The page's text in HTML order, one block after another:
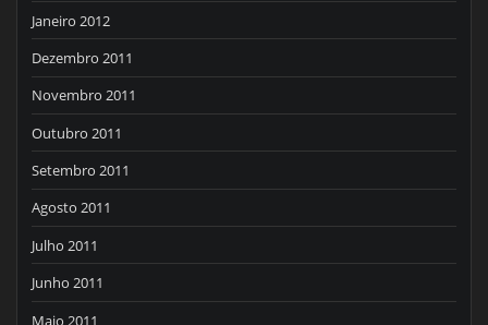
Janeiro 2012
Dezembro 2011
Novembro 2011
Outubro 2011
Setembro 2011
Agosto 2011
Julho 2011
Junho 2011
Maio 2011